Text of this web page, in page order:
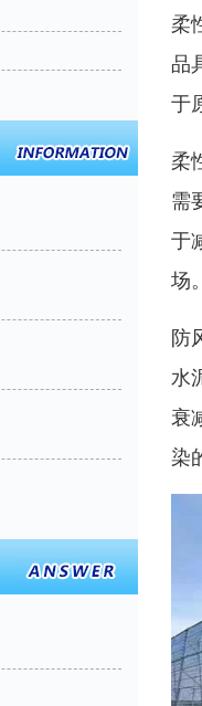
柔
品
于
柔
需
于
场
防
水
衰
染